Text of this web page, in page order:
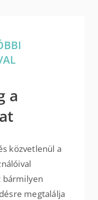
a
közvetlenül a
bármilyen
megtalálja